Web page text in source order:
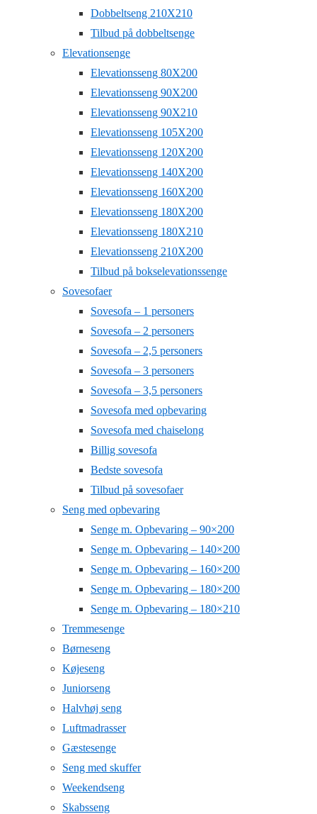
Dobbeltseng 210X210
Tilbud på dobbeltsenge
Elevationsenge
Elevationsseng 80X200
Elevationsseng 90X200
Elevationsseng 90X210
Elevationsseng 105X200
Elevationsseng 120X200
Elevationsseng 140X200
Elevationsseng 160X200
Elevationsseng 180X200
Elevationsseng 180X210
Elevationsseng 210X200
Tilbud på bokselevationssenge
Sovesofaer
Sovesofa – 1 personers
Sovesofa – 2 personers
Sovesofa – 2,5 personers
Sovesofa – 3 personers
Sovesofa – 3,5 personers
Sovesofa med opbevaring
Sovesofa med chaiselong
Billig sovesofa
Bedste sovesofa
Tilbud på sovesofaer
Seng med opbevaring
Senge m. Opbevaring – 90×200
Senge m. Opbevaring – 140×200
Senge m. Opbevaring – 160×200
Senge m. Opbevaring – 180×200
Senge m. Opbevaring – 180×210
Tremmesenge
Børneseng
Køjeseng
Juniorseng
Halvhøj seng
Luftmadrasser
Gæstesenge
Seng med skuffer
Weekendseng
Skabsseng